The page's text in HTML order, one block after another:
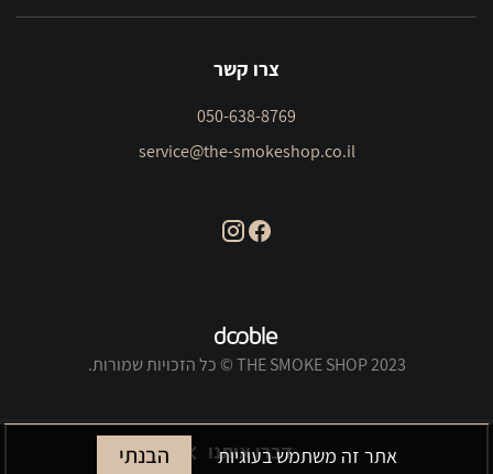
דברו איתנו
צרו קשר
050-638-8769
service@the-smokeshop.co.il
THE SMOKE SHOP 2023 © כל הזכויות שמורות.
אתר זה משתמש בעוגיות הבנתי